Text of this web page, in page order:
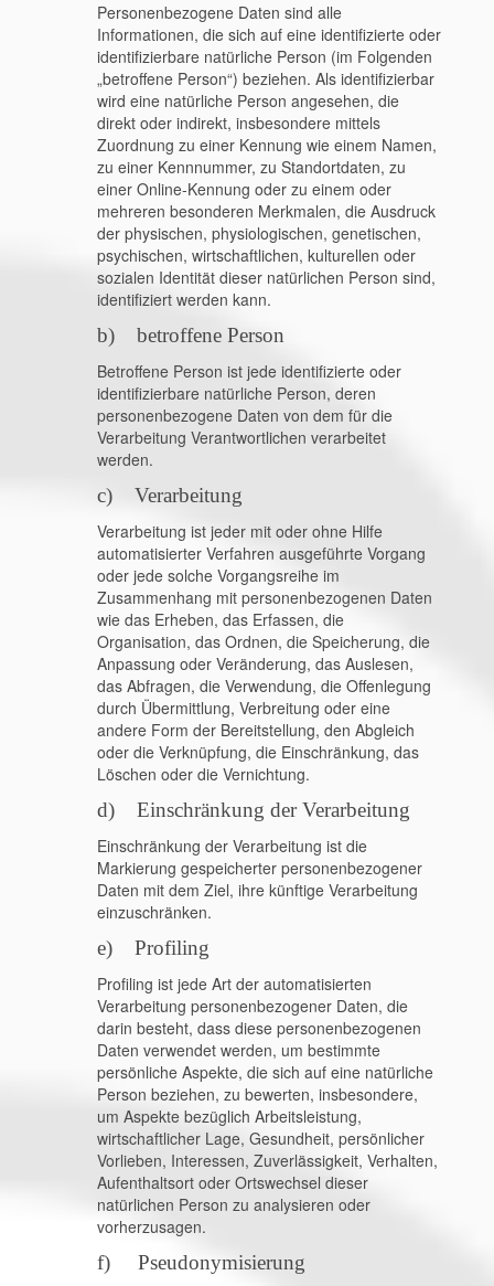
Personenbezogene Daten sind alle
Informationen, die sich auf eine identifizierte oder
identifizierbare natürliche Person (im Folgenden
„betroffene Person“) beziehen. Als identifizierbar
wird eine natürliche Person angesehen, die
direkt oder indirekt, insbesondere mittels
Zuordnung zu einer Kennung wie einem Namen,
zu einer Kennnummer, zu Standortdaten, zu
einer Online-Kennung oder zu einem oder
mehreren besonderen Merkmalen, die Ausdruck
der physischen, physiologischen, genetischen,
psychischen, wirtschaftlichen, kulturellen oder
sozialen Identität dieser natürlichen Person sind,
identifiziert werden kann.
b) betroffene Person
Betroffene Person ist jede identifizierte oder
identifizierbare natürliche Person, deren
personenbezogene Daten von dem für die
Verarbeitung Verantwortlichen verarbeitet
werden.
c) Verarbeitung
Verarbeitung ist jeder mit oder ohne Hilfe
automatisierter Verfahren ausgeführte Vorgang
oder jede solche Vorgangsreihe im
Zusammenhang mit personenbezogenen Daten
wie das Erheben, das Erfassen, die
Organisation, das Ordnen, die Speicherung, die
Anpassung oder Veränderung, das Auslesen,
das Abfragen, die Verwendung, die Offenlegung
durch Übermittlung, Verbreitung oder eine
andere Form der Bereitstellung, den Abgleich
oder die Verknüpfung, die Einschränkung, das
Löschen oder die Vernichtung.
d) Einschränkung der Verarbeitung
Einschränkung der Verarbeitung ist die
Markierung gespeicherter personenbezogener
Daten mit dem Ziel, ihre künftige Verarbeitung
einzuschränken.
e) Profiling
Profiling ist jede Art der automatisierten
Verarbeitung personenbezogener Daten, die
darin besteht, dass diese personenbezogenen
Daten verwendet werden, um bestimmte
persönliche Aspekte, die sich auf eine natürliche
Person beziehen, zu bewerten, insbesondere,
um Aspekte bezüglich Arbeitsleistung,
wirtschaftlicher Lage, Gesundheit, persönlicher
Vorlieben, Interessen, Zuverlässigkeit, Verhalten,
Aufenthaltsort oder Ortswechsel dieser
natürlichen Person zu analysieren oder
vorherzusagen.
f) Pseudonymisierung